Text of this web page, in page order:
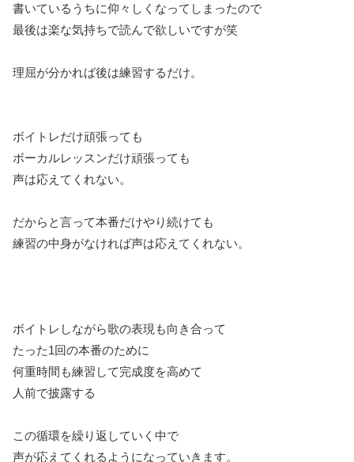
書いているうちに仰々しくなってしまったので
最後は楽な気持ちで読んで欲しいですが笑
理屈が分かれば後は練習するだけ。
ボイトレだけ頑張っても
ボーカルレッスンだけ頑張っても
声は応えてくれない。
だからと言って本番だけやり続けても
練習の中身がなければ声は応えてくれない。
ボイトレしながら歌の表現も向き合って
たった1回の本番のために
何重時間も練習して完成度を高めて
人前で披露する
この循環を繰り返していく中で
声が応えてくれるようになっていきます。